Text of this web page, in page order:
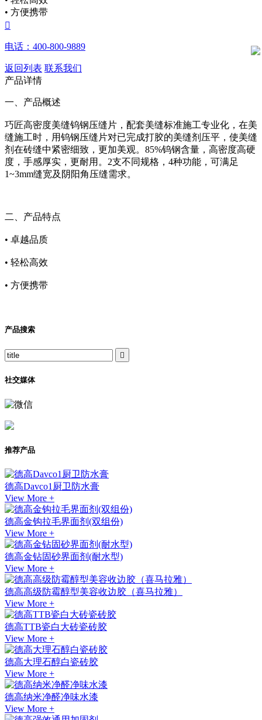
• 方便携带

电话：400-800-9889
返回列表 联系我们
产品详情
一、产品概述
巧匠高密度美缝钨钢压缝片，配套美缝标准施工专业化，在美
缝施工时，用钨钢压缝片对已完成打胶的美缝剂压平，使美缝
剂在砖缝中紧密细致，更加美观。85%钨钢含量，高密度高硬
度，手感厚实，更耐用。2支不同规格，4种功能，可满足
1~3mm缝宽及阴阳角压缝需求。
二、产品特点
• 卓越品质
• 轻松高效
• 方便携带
产品搜索

社交媒体
推荐产品
德高Davco1厨卫防水膏
View More +
德高金钩拉毛界面剂(双组份)
View More +
德高金钻固砂界面剂(耐水型)
View More +
德高高级防霉醇型美容收边胶（喜马拉雅）
View More +
德高TTB瓷白大砖瓷砖胶
View More +
德高大理石醇白瓷砖胶
View More +
德高纳米净醛净味水漆
View More +